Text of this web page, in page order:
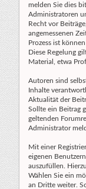
melden Sie dies
Administratoren
Recht vor
angemessenen
Prozess ist
Diese Regelung
Material, etwa
Autoren sind
Inhalte
Aktualität der
Sollte ein Beitrag
geltenden
Administrator
Mit einer
eigenen
auszufüllen.
Wählen Sie ein
an Dritte weiter.